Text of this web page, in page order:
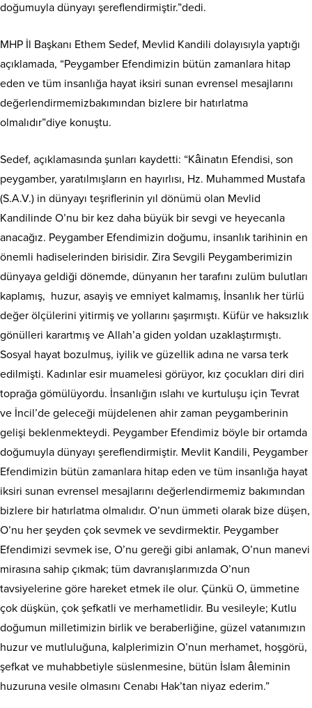
doğumuyla dünyayı şereflendirmiştir.”dedi.
MHP İl Başkanı Ethem Sedef, Mevlid Kandili dolayısıyla yaptığı
açıklamada, “Peygamber Efendimizin bütün zamanlara hitap
eden ve tüm insanlığa hayat iksiri sunan evrensel mesajlarını
değerlendirmemizbakımından bizlere bir hatırlatma
olmalıdır”diye konuştu.
Sedef, açıklamasında şunları kaydetti: “Kâinatın Efendisi, son
peygamber, yaratılmışların en hayırlısı, Hz. Muhammed Mustafa
(S.A.V.) in dünyayı teşriflerinin yıl dönümü olan Mevlid
Kandilinde O’nu bir kez daha büyük bir sevgi ve heyecanla
anacağız. Peygamber Efendimizin doğumu, insanlık tarihinin en
önemli hadiselerinden birisidir. Zira Sevgili Peygamberimizin
dünyaya geldiği dönemde, dünyanın her tarafını zulüm bulutları
kaplamış, huzur, asayiş ve emniyet kalmamış, İnsanlık her türlü
değer ölçülerini yitirmiş ve yollarını şaşırmıştı. Küfür ve haksızlık
gönülleri karartmış ve Allah’a giden yoldan uzaklaştırmıştı.
Sosyal hayat bozulmuş, iyilik ve güzellik adına ne varsa terk
edilmişti. Kadınlar esir muamelesi görüyor, kız çocukları diri diri
toprağa gömülüyordu. İnsanlığın ıslahı ve kurtuluşu için Tevrat
ve İncil’de geleceği müjdelenen ahir zaman peygamberinin
gelişi beklenmekteydi. Peygamber Efendimiz böyle bir ortamda
doğumuyla dünyayı şereflendirmiştir. Mevlit Kandili, Peygamber
Efendimizin bütün zamanlara hitap eden ve tüm insanlığa hayat
iksiri sunan evrensel mesajlarını değerlendirmemiz bakımından
bizlere bir hatırlatma olmalıdır. O’nun ümmeti olarak bize düşen,
O’nu her şeyden çok sevmek ve sevdirmektir. Peygamber
Efendimizi sevmek ise, O’nu gereği gibi anlamak, O’nun manevi
mirasına sahip çıkmak; tüm davranışlarımızda O’nun
tavsiyelerine göre hareket etmek ile olur. Çünkü O, ümmetine
çok düşkün, çok şefkatli ve merhametlidir. Bu vesileyle; Kutlu
doğumun milletimizin birlik ve beraberliğine, güzel vatanımızın
huzur ve mutluluğuna, kalplerimizin O’nun merhamet, hoşgörü,
şefkat ve muhabbetiyle süslenmesine, bütün İslam âleminin
huzuruna vesile olmasını Cenabı Hak’tan niyaz ederim.”